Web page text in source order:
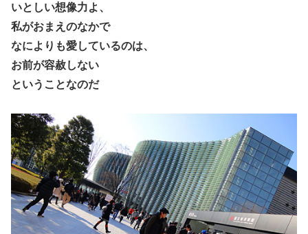
いとしい想像力よ、
私がおまえのなかで
なによりも愛しているのは、
お前が容赦しない
ということなのだ